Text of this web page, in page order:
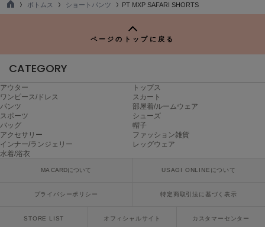
PUMA
プーマ
リーボック
SALOMON
サロモン
sanrio house
サンリオハウス
シャカ
TO
ボトムス ショートパンツ PT MXP SAFARI SHORTS
ページのトップに戻る
CATEGORY
アウター
トップス
ワンピース/ドレス
スカート
パンツ
部屋着/ルームウェア
スポーツ
シューズ
バッグ
帽子
アクセサリー
ファッション雑貨
インナー/ランジェリー
レッグウェア
水着/浴衣
MA CARDについて USAGI ONLINEについて
プライバシーポリシー 特定商取引法に基づく表示
STORE LIST オフィシャルサイト カスタマーセンター